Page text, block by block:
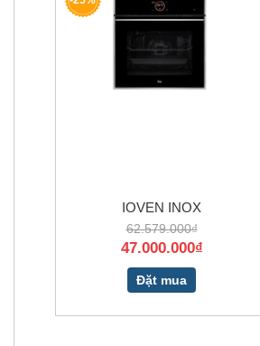
IOVEN INOX
62.579.000₫
47.000.000₫
Đặt mua